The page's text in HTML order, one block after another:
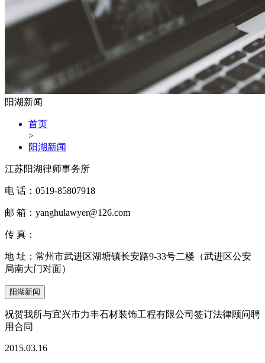
阳湖新闻
首页
>
阳湖新闻
江苏阳湖律师事务所
电 话： 0519-85807918
邮 箱： yanghulawyer@126.com
传 真：
地 址： 常州市武进区湖塘镇长安路9-33号二楼（武进区公安
局南大门对面）
阳湖新闻
祝贺我所与宜兴市力丰石材装饰工程有限公司签订法律顾问聘
用合同
2015.03.16